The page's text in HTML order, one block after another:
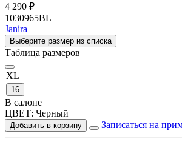
4 290 ₽
1030965BL
Janira
Выберите размер из списка
Таблица размеров
XL
16
В салоне
ЦВЕТ: Черный
Добавить в корзину Записаться на